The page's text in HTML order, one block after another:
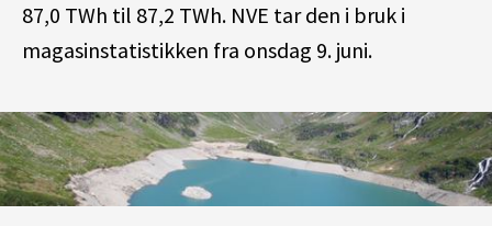
87,0 TWh til 87,2 TWh. NVE tar den i bruk i
magasinstatistikken fra onsdag 9. juni.